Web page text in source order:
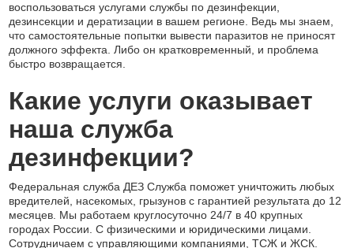
воспользоваться услугами службы по дезинфекции,
дезинсекции и дератизации в вашем регионе. Ведь мы знаем,
что самостоятельные попытки вывести паразитов не приносят
должного эффекта. Либо он кратковременный, и проблема
быстро возвращается.
Какие услуги оказывает
наша служба
дезинфекции?
Федеральная служба ДЕЗ Служба поможет уничтожить любых
вредителей, насекомых, грызунов с гарантией результата до 12
месяцев. Мы работаем круглосуточно 24/7 в 40 крупных
городах России. С физическими и юридическими лицами.
Сотрудничаем с управляющими компаниями, ТСЖ и ЖСК.